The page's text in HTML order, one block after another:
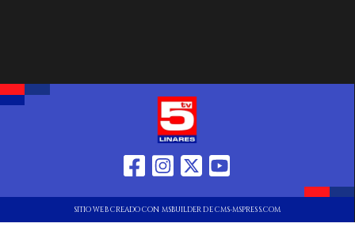
SITIO WEB CREADO CON MSBUILDER DE CMS-MSPRESS.COM